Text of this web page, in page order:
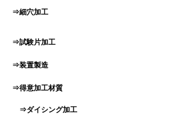
⇒細穴加工
⇒試験片加工
⇒装置製造
⇒得意加工材質
⇒ダイシング加工